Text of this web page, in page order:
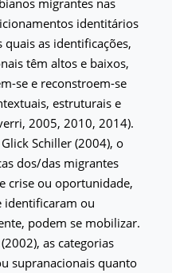
identitários
as identificações,
têm altos e baixos,
se e reconstroem-se
estruturais e
2005, 2010, 2014).
Schiller (2004), o
dos/das migrantes
crise ou oportunidade,
identificaram ou
podem se mobilizar.
as categorias
supranacionais quanto